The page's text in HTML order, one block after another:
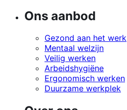
Ons aanbod
Gezond aan het werk
Mentaal welzijn
Veilig werken
Arbeidshygiëne
Ergonomisch werken
Duurzame werkplek